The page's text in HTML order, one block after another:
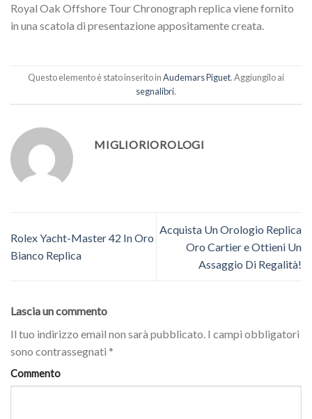
Royal Oak Offshore Tour Chronograph replica viene fornito
in una scatola di presentazione appositamente creata.
Questo elemento è stato inserito inAudemars Piguet. Aggiungilo ai
segnalibri.
MIGLIORIOROLOGI
Rolex Yacht-Master 42 In Oro
Bianco Replica
Acquista Un Orologio Replica
Oro Cartier e Ottieni Un
Assaggio Di Regalità!
Lascia un commento
Il tuo indirizzo email non sarà pubblicato. I campi obbligatori
sono contrassegnati *
Commento